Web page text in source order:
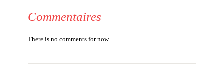
Commentaires
There is no comments for now.